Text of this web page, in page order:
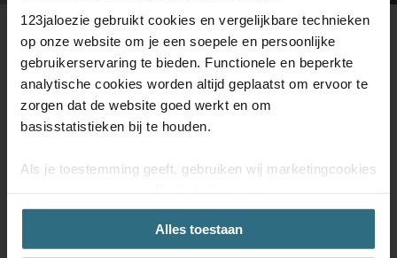
123jaloezie gebruikt cookies en vergelijkbare technieken
op onze website om je een soepele en persoonlijke
gebruikerservaring te bieden. Functionele en beperkte
analytische cookies worden altijd geplaatst om ervoor te
zorgen dat de website goed werkt en om
basisstatistieken bij te houden.
Als je toestemming geeft, gebruiken wij marketingcookies
(prestatiegerichte marketingcookies) en content op jouw
voorkeuren af te stemmen (advertentie- en
socialmediacookies). Deze cookies kunnen we inzetten
Alles toestaan
Elke werkdag telefonisch bereikbaar:
Maandag van 09:00 - 17:00 uur.
Woensdag van 09:00 - 17:00 uur.
Donderdag van 09:00 - 17:00 uur.
+31 (0)73 - 201 00
[email protected]